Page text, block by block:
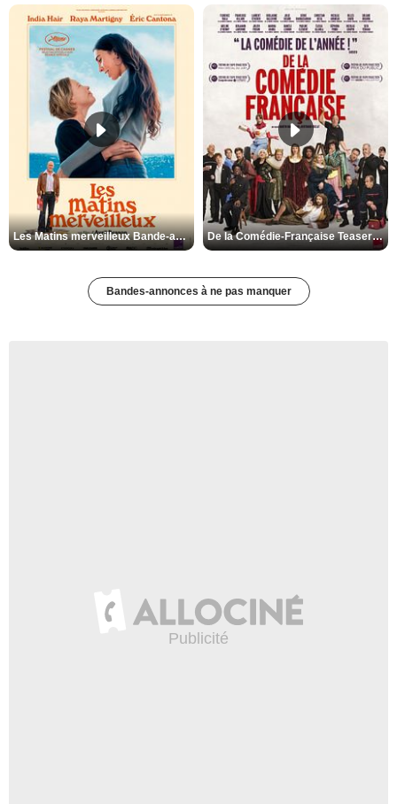
Les Matins merveilleux Bande-annonce VF De la Comédie-Française Teaser VF
Bandes-annonces à ne pas manquer